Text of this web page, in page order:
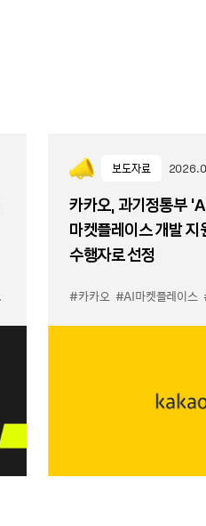
#선물하기 LuX #선물하기
보도자료
카카오, 과기정통부
마켓플레이스 개발 지
수행자로 선정
#카카오 #AI마켓플레이스